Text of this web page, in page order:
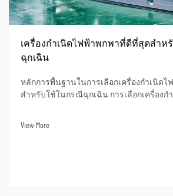
เครื่องกำเนิดไฟฟ้าพกพาที่ดีที่สุดสำห
ฉุกเฉิน
หลักการพื้นฐานในการเลือกเครื่องกำเนิด
สำหรับใช้ในกรณีฉุกเฉิน การเลือกเครื่องก
View More